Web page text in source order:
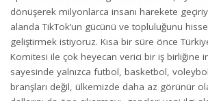
dönüşerek milyonlarca insanı harekete
alanda TikTok’un gücünü ve topluluğunu
geliştirmek istiyoruz. Kısa bir süre önce
Komitesi ile çok heyecan verici bir iş birliğine
sayesinde yalnızca futbol, basketbol,
branşları değil, ülkemizde daha az görünür